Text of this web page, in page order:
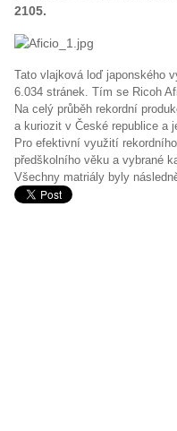
2105.
Tato vlajková loď japonského
6.034 stránek. Tím se Ricoh
Na celý průběh rekordní
a kuriozit v České republice a
Pro efektivní využití
předškolního věku a vybrané
Všechny matriály byly